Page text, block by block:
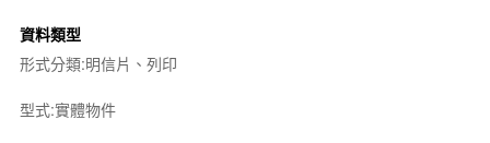
資料類型
形式分類:明信片、列印
型式:實體物件